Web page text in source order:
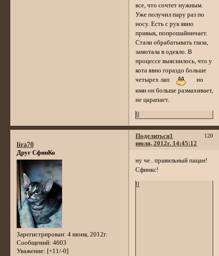
все, что сочтет нужным.
Уже получил пару раз по
носу. Есть с рук явно
привык, попрошайничает.
Стали обрабатывать глаза,
замотала в одеяло. В
процессе выяснилось, что у
кота явно гораздо больше
четырех лап
но
ими он больше размахивает,
не царапает.
0
Поделиться 120
1
июля, 2012г. 14:45:12
lira70
Друг СфинКо
Зарегистрирован: 4 июня, 2012г.
Сообщений: 4603
Уважение: [+11/-0]
ну че.. правильный пацан!
Сфинкс!
0